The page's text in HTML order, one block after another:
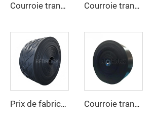
Courroie transporteuse en caoutchouc réglable à grande vitesse avec revêtement caoutchouc pour exploitation minière, usine de fabrication Courroie transporteuse en caoutchouc de haute qualité et à prix avantageux, 4 plis, largeur 800 mm, courroie transporteuse EP pour l’exploitation minière, les carrières et les concasseurs de pierres
Prix de fabricant de courroie transporteuse industrielle, courroie transporteuse en caoutchouc à nervures EP250 robuste pour exploitation minière Courroie transporteuse en polyester/nylon anti-déchirure sur mesure pour ligne de concassage de carrière destinée aux industries manufacturières et de détail